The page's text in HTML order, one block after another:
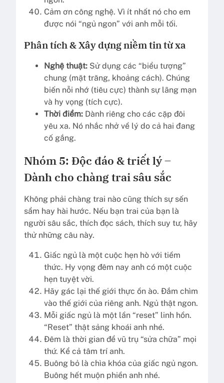
Cảm ơn công nghệ. Vì ít nhất nó cho em
được nói “ngủ ngon” với anh mỗi tối.
Phân tích & Xây dựng niềm tin từ xa
Nghệ thuật: Sử dụng các “biểu tượng”
chung (mặt trăng, khoảng cách). Chúng
biến nỗi nhớ (tiêu cực) thành sự lãng mạn
và hy vọng (tích cực).
Thời điểm: Dành riêng cho các cặp đôi
yêu xa. Nó nhắc nhở về lý do cả hai đang
cố gắng.
Nhóm 5: Độc đáo & triết lý –
Dành cho chàng trai sâu sắc
Không phải chàng trai nào cũng thích sự sến
sẩm hay hài hước. Nếu bạn trai của bạn là
người sâu sắc, thích đọc sách, thích suy tư, hãy
thử những câu này.
Giấc ngủ là một cuộc hẹn hò với tiềm
thức. Hy vọng đêm nay anh có một cuộc
hẹn tuyệt vời.
Hãy gác lại thế giới thực ồn ào. Đắm chìm
vào thế giới của riêng anh. Ngủ thật ngon.
Mỗi giấc ngủ là một lần “reset” linh hồn.
“Reset” thật sảng khoái anh nhé.
Đêm là thời gian để vũ trụ “sửa chữa” mọi
thứ. Kể cả tâm trí anh.
Buông bỏ là chìa khóa của giấc ngủ ngon.
Buông hết muộn phiền anh nhé.